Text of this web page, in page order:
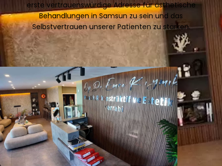
erste vertrauenswürdige Adresse für ästhetische
Behandlungen in Samsun zu sein und das
Selbstvertrauen unserer Patienten zu stärken.